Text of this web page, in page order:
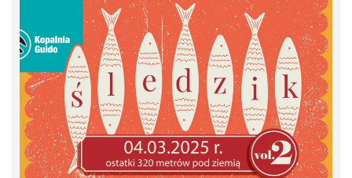
Alicja Majewska & Włodzimierz Korcz &
Warsaw String Quartet - Jubileusz
Katowice